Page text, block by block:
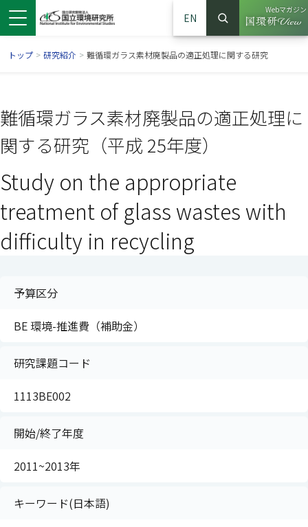
ドウで開きます）
ンドウで開きます）
ウインドウで開きます）
EN
サイト内検索
検索
Webマガジン
（別ウイ
トップ > 研究紹介 > 難循環ガラス素材廃製品の適正処理に関する研究
難循環ガラス素材廃製品の適正処理に
関する研究（平成 25年度）
Study on the appropriate
treatment of glass wastes with
difficulty in recycling
予算区分
BE 環境-推進費（補助金）
研究課題コード
1113BE002
開始/終了年度
2011~2013年
キーワード(日本語)